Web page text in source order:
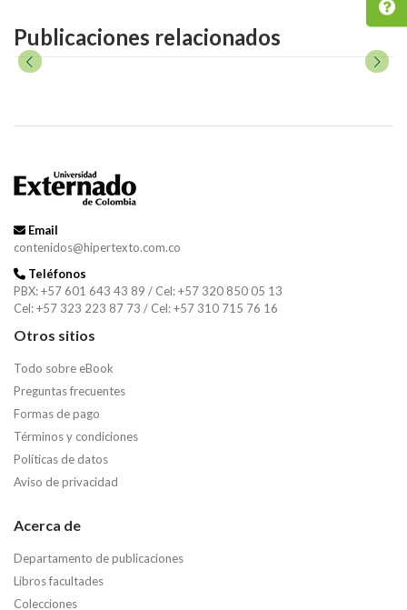
Publicaciones relacionados
Email
contenidos@hipertexto.com.co
Teléfonos
PBX: +57 601 643 43 89 / Cel: +57 320 850 05 13
Cel: +57 323 223 87 73 / Cel: +57 310 715 76 16
Otros sitios
Todo sobre eBook
Preguntas frecuentes
Formas de pago
Términos y condiciones
Políticas de datos
Aviso de privacidad
Acerca de
Departamento de publicaciones
Libros facultades
Colecciones